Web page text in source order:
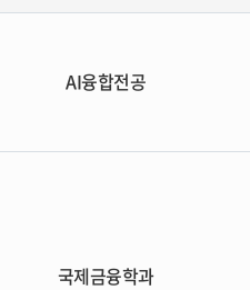
AI융합전공
국제금융학과